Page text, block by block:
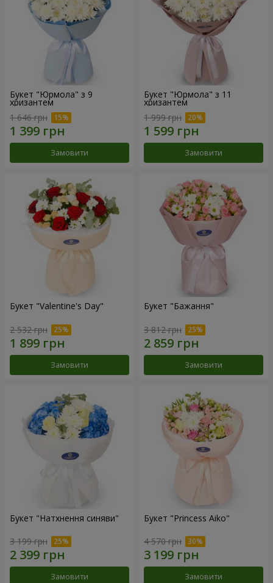
Букет "Юрмола" з 9
хризантем
1 646 грн
Замовити
Букет "Юрмола" з 11
хризантем
1 999 грн
Замовити
Букет "Valentine's Day"
2 532 грн
Замовити
Букет "Бажання"
3 812 грн
Замовити
Букет "Натхнення синяви"
3 199 грн
Замовити
Букет "Princess Aiko"
4 570 грн
Замовити